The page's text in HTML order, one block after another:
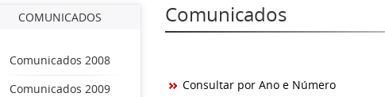
COMUNICADOS
Comunicados 2008
Comunicados 2009
Comunicados
Consultar por Ano e Número